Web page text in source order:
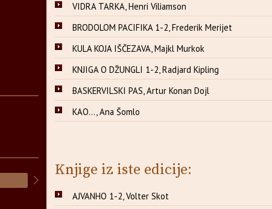
VIDRA TARKA, Henri Viliamson
BRODOLOM PACIFIKA 1-2, Frederik Merijet
KULA KOJA IŠČEZAVA, Majkl Murkok
KNJIGA O DŽUNGLI 1-2, Radjard Kipling
BASKERVILSKI PAS, Artur Konan Dojl
KAO..., Ana Šomlo
Knjige iz iste edicije:
AJVANHO 1-2, Volter Skot